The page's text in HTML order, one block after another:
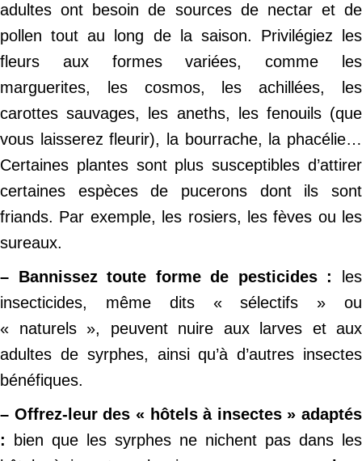
adultes ont besoin de sources de nectar et de
pollen tout au long de la saison. Privilégiez les
fleurs aux formes variées, comme les
marguerites, les cosmos, les achillées, les
carottes sauvages, les aneths, les fenouils (que
vous laisserez fleurir), la bourrache, la phacélie…
Certaines plantes sont plus susceptibles d’attirer
certaines espèces de pucerons dont ils sont
friands. Par exemple, les rosiers, les fèves ou les
sureaux.
– Bannissez toute forme de pesticides :
les
insecticides, même dits « sélectifs » ou
« naturels », peuvent nuire aux larves et aux
adultes de syrphes, ainsi qu’à d’autres insectes
bénéfiques.
– Offrez-leur des « hôtels à insectes » adaptés
: bien que les syrphes ne nichent pas dans les